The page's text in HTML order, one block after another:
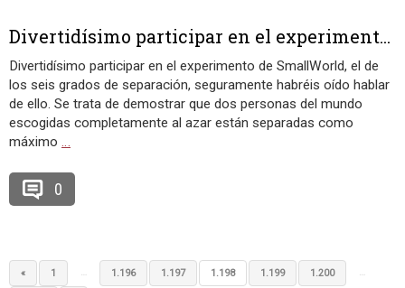
Divertidísimo participar en el experiment...
Divertidísimo participar en el experimento de SmallWorld, el de
los seis grados de separación, seguramente habréis oído hablar
de ello. Se trata de demostrar que dos personas del mundo
escogidas completamente al azar están separadas como
máximo …
0
« 1 … 1.196 1.197 1.198 1.199 1.200 …